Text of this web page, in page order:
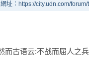
網址：https://city.udn.com/
而古语云:不战而屈人之